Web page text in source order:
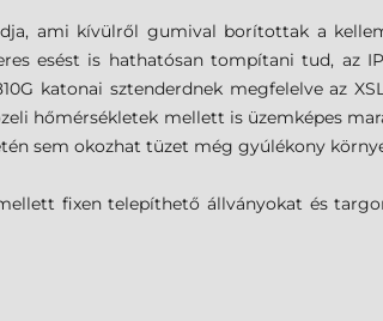
ami kívülről gumival borítottak a
esést is hathatósan tompítani tud, az
katonai sztenderdnek megfelelve az
hőmérsékletek mellett is üzemképes
sem okozhat tüzet még gyúlékony
fixen telepíthető állványokat és